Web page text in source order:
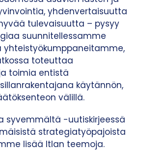
yhdenvertaisuutta
tulevaisuutta – pysyy
suunnitellessamme
yhteistyökumppaneitamme,
toteuttaa
toimia entistä
käytännön,
välillä.
syvemmältä -uutiskirjeessä
strategiatyöpajoista
lisää Itlan teemoja.